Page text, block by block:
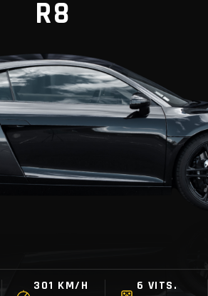
R8
301 KM/H 6 VITS.